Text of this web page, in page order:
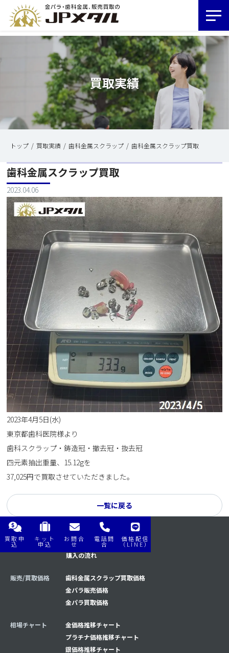
買取実績
トップ 買取実績 歯科金属スクラップ 歯科金属スクラップ買取
歯科金属スクラップ買取
2023.04.06
2023年4月5日(水)
東京都歯科医院様より
歯科スクラップ・鋳造冠・撤去冠・抜去冠
四元素抽出重量、15.12gを
37,025円で買取させていただきました。
一覧に戻る
買取申
込
キット
申込
お問合
せ
電話問
合
価格配信
（LINE）
購入/買取の流れ
買取の流れ
購入の流れ
販売/買取価格
歯科金属スクラップ買取価格
金パラ販売価格
金パラ買取価格
相場チャート
金価格推移チャート
プラチナ価格推移チャート
銀価格推移チャート